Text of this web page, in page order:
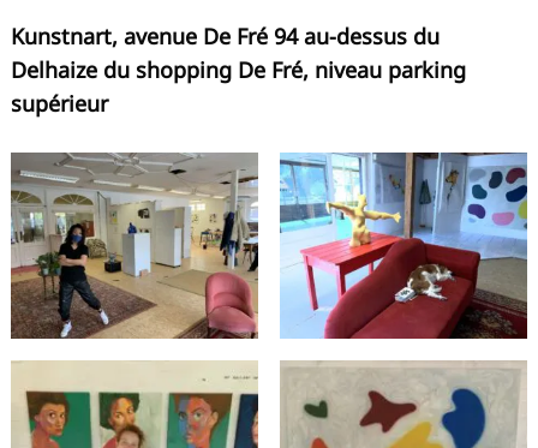
Kunstnart, avenue De Fré 94 au-dessus du
Delhaize du shopping De Fré, niveau parking
supérieur
: